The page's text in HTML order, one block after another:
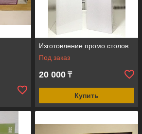
Изготовление промо столов
Под заказ
20 000 ₸
Купить